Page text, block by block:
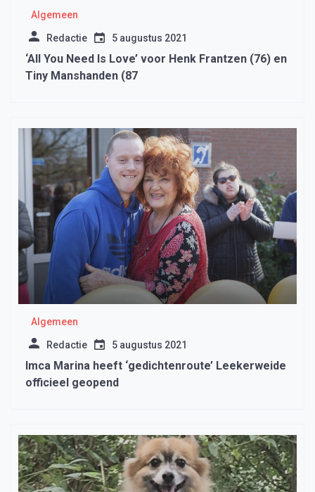
Algemeen
Redactie 5 augustus 2021
‘All You Need Is Love’ voor Henk Frantzen (76) en
Tiny Manshanden (87
Algemeen
Redactie 5 augustus 2021
Imca Marina heeft ‘gedichtenroute’ Leekerweide
officieel geopend